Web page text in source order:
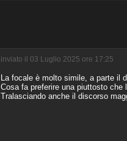
inviato il 03 Luglio 2025 ore 17:25
La focale è molto simile, a parte il
Cosa fa preferire una piuttosto che
Tralasciando anche il discorso